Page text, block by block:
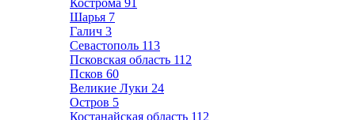
Кострома 91
Шарья 7
Галич 3
Севастополь 113
Псковская область 112
Псков 60
Великие Луки 24
Остров 5
Костанайская область 112